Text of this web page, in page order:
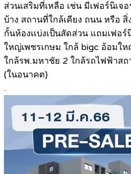
ส่วนเสริมที่เหลือ เช่น มีเฟอร์นิเจ
บ้าง สถานที่ใกล้เคียง ถนน หรือ
กั้นห้องเเบ่งเป็นสัดส่วน แถมเฟอ
ใหญ่เพชรเกษม ใกล้ bigc อ้อมใ
ใกล้รพ.มหาชัย 2 ใกล้รถไฟฟ้าส
(ในอนาคต)
.